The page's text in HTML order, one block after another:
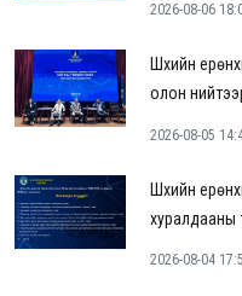
2026-08-06
Шүүхийн
олон
2026-08-05
Шүүхийн
хуралдааны
2026-08-04